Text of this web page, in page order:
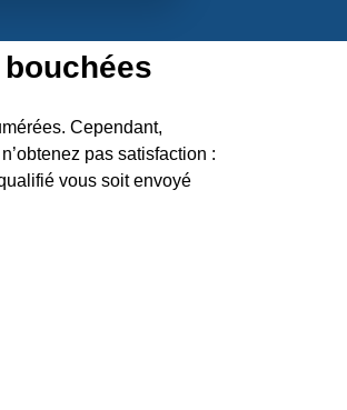
Cependant,
pas satisfaction :
vous soit envoyé